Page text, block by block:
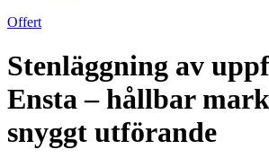
Offert
Stenläggning av
Ensta – hållbar
snyggt utförande